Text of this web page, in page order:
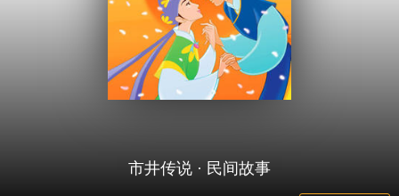
市井传说 · 民间故事